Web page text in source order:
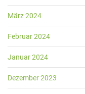
März 2024
Februar 2024
Januar 2024
Dezember 2023